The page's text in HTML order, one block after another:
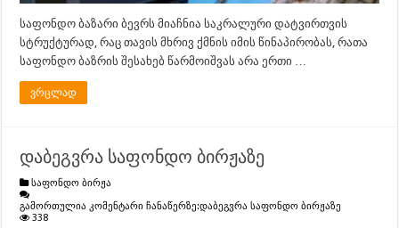
საფონდო ბაზარი ბევრს მიაჩნია საკრალური დატვირთვის
სტრუქტურად, რაც თავის მხრივ ქმნის იმის წინაპირობას, რათა
საფონდო ბაზრის შესახებ წარმოიშვას არა ერთი …
ვრცლად
დაბეგვრა საფონდო ბირჟაზე
საფონდო ბირჟა
გამორთულია კომენტარი ჩანაწერზე:დაბეგვრა საფონდო ბირჟაზე
338